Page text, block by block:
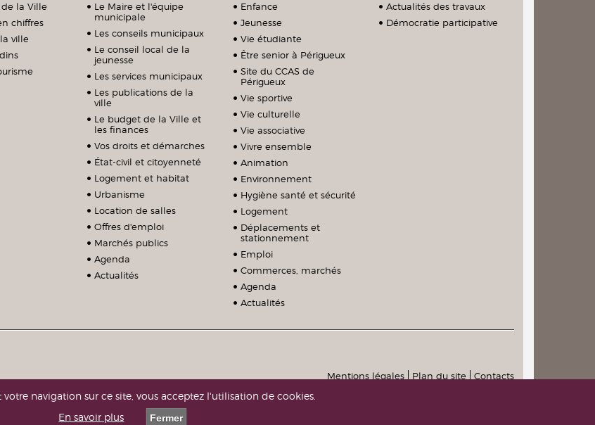
la Ville
chiffres
ville
Le Maire et l'équipe
municipale
Les conseils municipaux
Le conseil local de la
jeunesse
Les services municipaux
Les publications de la
ville
Le budget de la Ville et
les finances
Vos droits et démarches
État-civil et citoyenneté
Logement et habitat
Urbanisme
Location de salles
Offres d'emploi
Marchés publics
Agenda
Actualités
Enfance
Jeunesse
Vie étudiante
Être senior à Périgueux
Site du CCAS de
Périgueux
Vie sportive
Vie culturelle
Vie associative
Vivre ensemble
Animation
Environnement
Hygiène santé et sécurité
Logement
Déplacements et
stationnement
Emploi
Commerces, marchés
Agenda
Actualités
Actualités des travaux
Démocratie participative
Mentions légales Plan du site Contacts
votre navigation sur ce site, vous acceptez l'utilisation de cookies.
En savoir plus